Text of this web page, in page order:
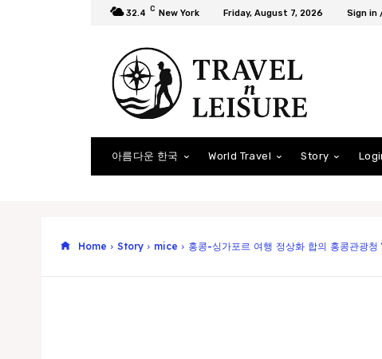
32.4 C New York Friday, August 7, 2026 Sign in
아름다운 한국 World Travel Story
Home Story mice 홍콩-싱가포르 여행 정상화 합의 홍콩관광청